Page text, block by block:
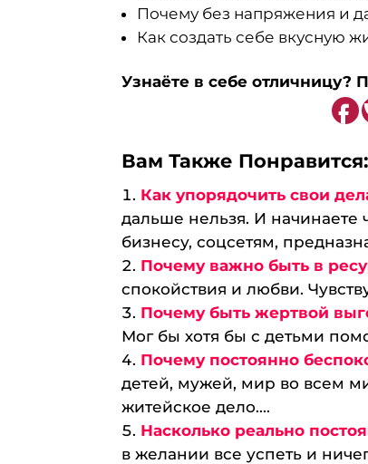
Почему без напряжения и
Как создать себе вкусную
Узнаёте в себе отличницу?
Вам Также Понравится:
Как упорядочить свои
дальше нельзя. И начинаете
бизнесу, соцсетям,
Почему важно быть в
спокойствия и любви.
Почему быть жертвой
Мог бы хотя бы с детьми
Почему постоянно
детей, мужей, мир во всем
житейское дело....
Насколько реально
в желании все успеть и